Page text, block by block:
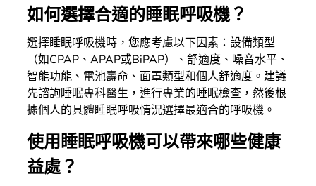
如何選擇合適的睡眠呼吸機？
選擇睡眠呼吸機時，您應考慮以下因素：設備類型
（如CPAP、APAP或BiPAP）、舒適度、噪音水平、
智能功能、電池壽命、面罩類型和個人舒適度。建議
先諮詢睡眠專科醫生，進行專業的睡眠檢查，然後根
據個人的具體睡眠呼吸情況選擇最適合的呼吸機。
使用睡眠呼吸機可以帶來哪些健康
益處？